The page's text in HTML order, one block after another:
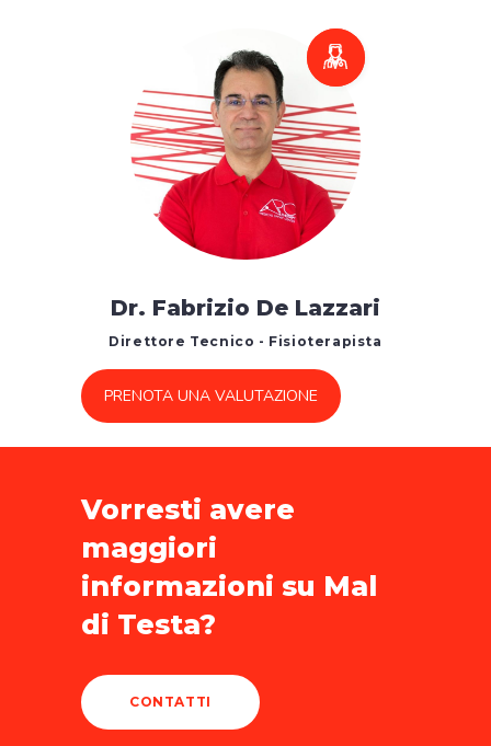
Dr. Fabrizio De Lazzari
Direttore Tecnico - Fisioterapista
PRENOTA UNA VALUTAZIONE
Vorresti avere
maggiori
informazioni su Mal
di Testa?
CONTATTI